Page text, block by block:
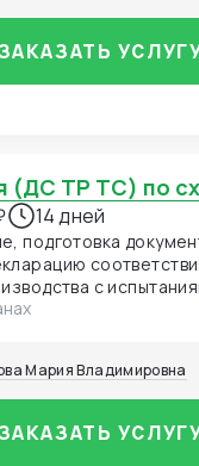
(ДС ТР ТС) по
14 дней
подготовка
с
лабораторией и
Мария Владимировна